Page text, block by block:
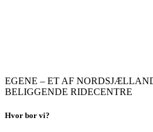
EGENE – ET AF
BELIGGENDE RIDECENTRE
Hvor bor vi?